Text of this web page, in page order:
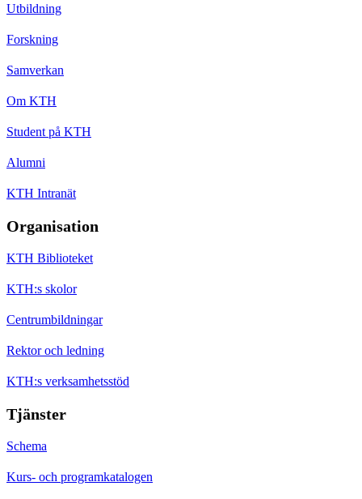
Utbildning
Forskning
Samverkan
Om KTH
Student på KTH
Alumni
KTH Intranät
Organisation
KTH Biblioteket
KTH:s skolor
Centrumbildningar
Rektor och ledning
KTH:s verksamhetsstöd
Tjänster
Schema
Kurs- och programkatalogen